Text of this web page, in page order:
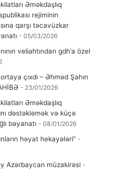
Əməkdaşlıq
rejiminin
qarşı təcavüzkar
05/03/2026
veliahtından gdh’a özel
çıxdı – Əhməd Şahın
23/01/2026
Əməkdaşlıq
dəstəkləmək və küçə
bəyanatı
08/01/2026
həyat hekayələri”
Azərbaycan müzakirəsi